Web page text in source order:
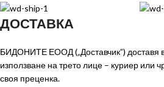
ДОСТАВКА
БИДОНИТЕ ЕООД („Доставчик”) доставя
използване на трето лице – куриер или
своя преценка.